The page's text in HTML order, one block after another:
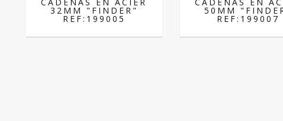
32MM "FINDER"
REF:199005
50MM
REF:199007